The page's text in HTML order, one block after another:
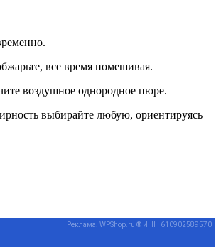
все время помешивая.
воздушное однородное пюре.
выбирайте любую, ориентируясь